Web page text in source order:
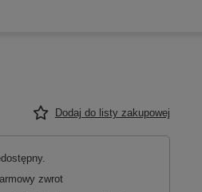
Dodaj do listy zakupowej
zwrot